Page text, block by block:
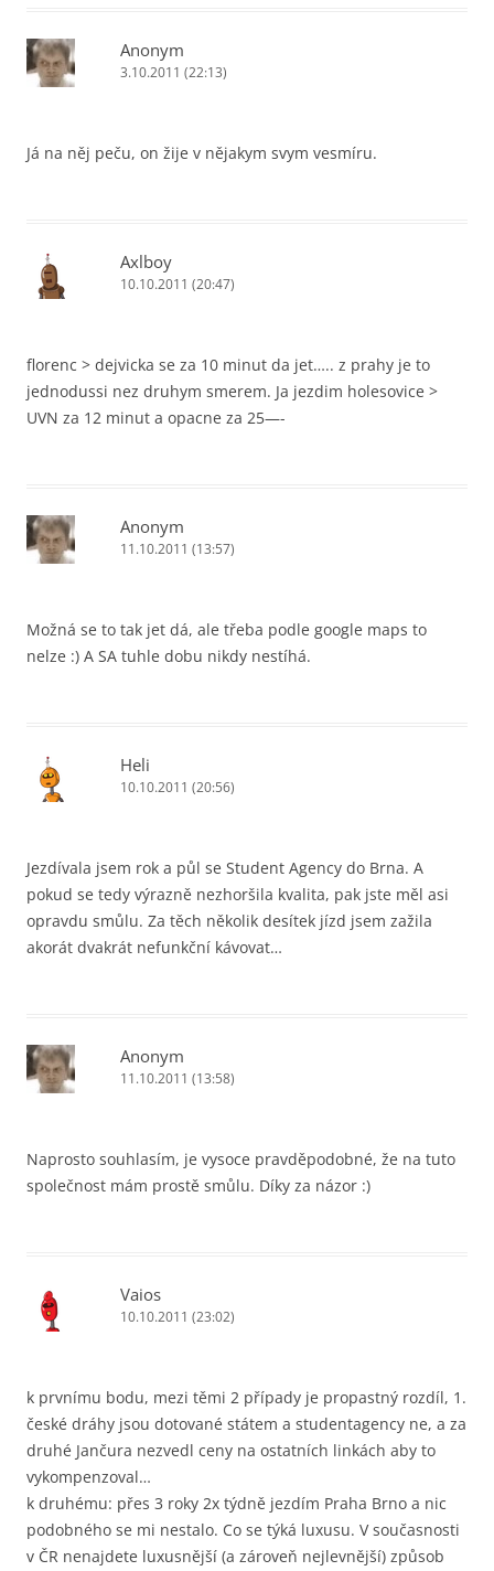
Anonym
3.10.2011 (22:13)
Já na něj peču, on žije v nějakym svym vesmíru.
Axlboy
10.10.2011 (20:47)
florenc > dejvicka se za 10 minut da jet….. z prahy je to
jednodussi nez druhym smerem. Ja jezdim holesovice >
UVN za 12 minut a opacne za 25—-
Anonym
11.10.2011 (13:57)
Možná se to tak jet dá, ale třeba podle google maps to
nelze :) A SA tuhle dobu nikdy nestíhá.
Heli
10.10.2011 (20:56)
Jezdívala jsem rok a půl se Student Agency do Brna. A
pokud se tedy výrazně nezhoršila kvalita, pak jste měl asi
opravdu smůlu. Za těch několik desítek jízd jsem zažila
akorát dvakrát nefunkční kávovat…
Anonym
11.10.2011 (13:58)
Naprosto souhlasím, je vysoce pravděpodobné, že na tuto
společnost mám prostě smůlu. Díky za názor :)
Vaios
10.10.2011 (23:02)
k prvnímu bodu, mezi těmi 2 případy je propastný rozdíl, 1.
české dráhy jsou dotované státem a studentagency ne, a za
druhé Jančura nezvedl ceny na ostatních linkách aby to
vykompenzoval…
k druhému: přes 3 roky 2x týdně jezdím Praha Brno a nic
podobného se mi nestalo. Co se týká luxusu. V současnosti
v ČR nenajdete luxusnější (a zároveň nejlevnější) způsob